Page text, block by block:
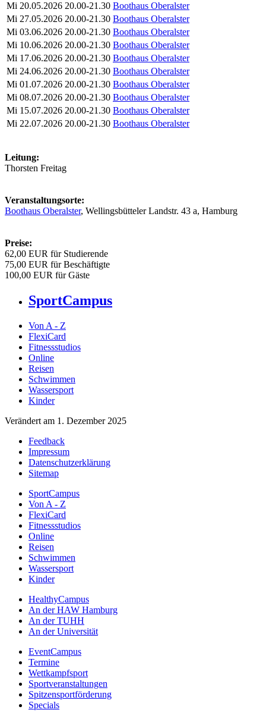
Mi 20.05.2026 20.00-21.30 Boothaus Oberalster
Mi 27.05.2026 20.00-21.30 Boothaus Oberalster
Mi 03.06.2026 20.00-21.30 Boothaus Oberalster
Mi 10.06.2026 20.00-21.30 Boothaus Oberalster
Mi 17.06.2026 20.00-21.30 Boothaus Oberalster
Mi 24.06.2026 20.00-21.30 Boothaus Oberalster
Mi 01.07.2026 20.00-21.30 Boothaus Oberalster
Mi 08.07.2026 20.00-21.30 Boothaus Oberalster
Mi 15.07.2026 20.00-21.30 Boothaus Oberalster
Mi 22.07.2026 20.00-21.30 Boothaus Oberalster
Leitung:
Thorsten Freitag
Veranstaltungsorte:
Boothaus Oberalster, Wellingsbütteler Landstr. 43 a, Hamburg
Preise:
62,00 EUR für Studierende
75,00 EUR für Beschäftigte
100,00 EUR für Gäste
SportCampus
Von A - Z
FlexiCard
Fitnessstudios
Online
Reisen
Schwimmen
Wassersport
Kinder
Verändert am 1. Dezember 2025
Feedback
Impressum
Datenschutzerklärung
Sitemap
SportCampus
Von A - Z
FlexiCard
Fitnessstudios
Online
Reisen
Schwimmen
Wassersport
Kinder
HealthyCampus
An der HAW Hamburg
An der TUHH
An der Universität
EventCampus
Termine
Wettkampfsport
Sportveranstaltungen
Spitzensportförderung
Specials